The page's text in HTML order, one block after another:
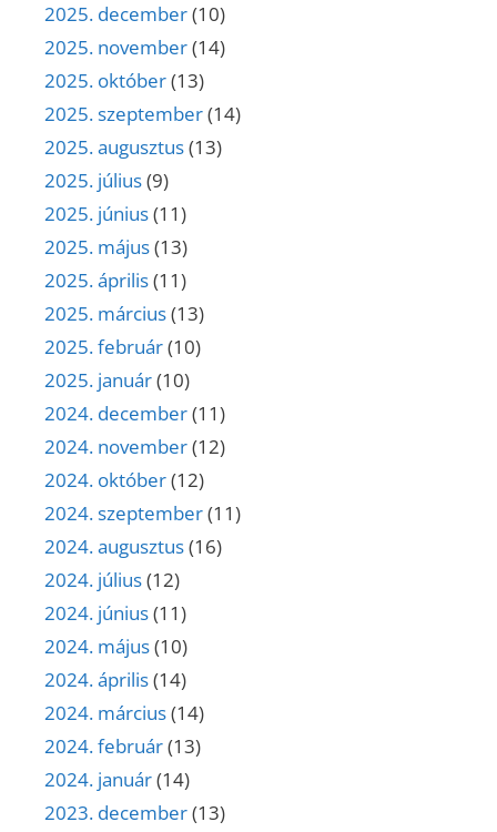
2025. december(10)
2025. november(14)
2025. október(13)
2025. szeptember(14)
2025. augusztus(13)
2025. július(9)
2025. június(11)
2025. május(13)
2025. április(11)
2025. március(13)
2025. február(10)
2025. január(10)
2024. december(11)
2024. november(12)
2024. október(12)
2024. szeptember(11)
2024. augusztus(16)
2024. július(12)
2024. június(11)
2024. május(10)
2024. április(14)
2024. március(14)
2024. február(13)
2024. január(14)
2023. december(13)